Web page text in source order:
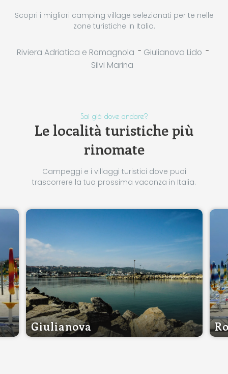
Scopri i migliori camping village selezionati per te nelle
zone turistiche in Italia.
Riviera Adriatica e Romagnola - Giulianova Lido -
Silvi Marina
Sai già dove andare?
Le località turistiche più
rinomate
Campeggi e i villaggi turistici dove puoi
trascorrere la tua prossima vacanza in Italia.
Giulianova